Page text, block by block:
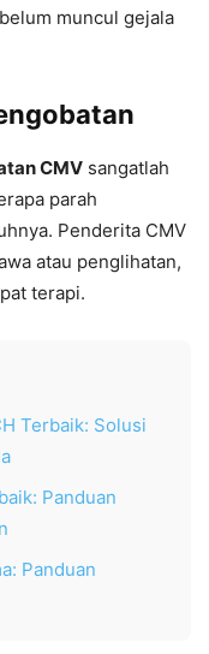
muncul gejala
CMV sangatlah
parah
Penderita CMV
atau penglihatan,
terapi.
Terbaik: Solusi
Panduan
Panduan